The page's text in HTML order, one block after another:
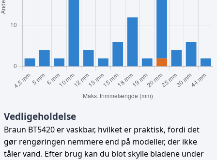
Vedligeholdelse
Braun BT5420 er vaskbar, hvilket er praktisk, fordi det
gør rengøringen nemmere end på modeller, der ikke
tåler vand. Efter brug kan du blot skylle bladene under